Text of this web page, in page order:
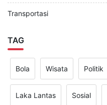
Transportasi
TAG
Bola Wisata Politik
Laka Lantas Sosial